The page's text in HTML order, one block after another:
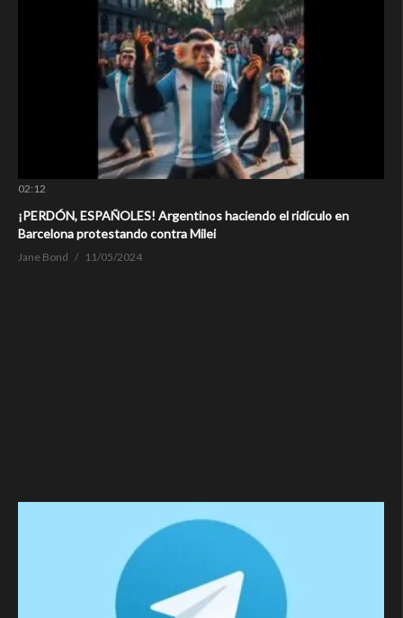
02:12
¡PERDÓN, ESPAÑOLES! Argentinos haciendo el ridículo en
Barcelona protestando contra Milei
Jane Bond 11/05/2024